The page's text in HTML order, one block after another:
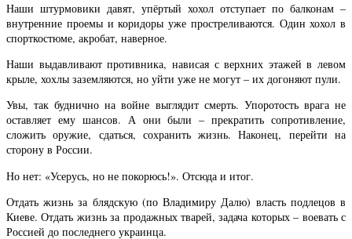
Наши штурмовики давят, упёртый хохол отступает по балконам –
внутренние проемы и коридоры уже простреливаются. Один хохол в
спорткостюме, акробат, наверное.
Наши выдавливают противника, нависая с верхних этажей в левом
крыле, хохлы заземляются, но уйти уже не могут – их догоняют пули.
Увы, так буднично на войне выглядит смерть. Упоротость врага не
оставляет ему шансов. А они были – прекратить сопротивление,
сложить оружие, сдаться, сохранить жизнь. Наконец, перейти на
сторону в России.
Но нет: «Усерусь, но не покорюсь!». Отсюда и итог.
Отдать жизнь за блядскую (по Владимиру Далю) власть подлецов в
Киеве. Отдать жизнь за продажных тварей, задача которых – воевать с
Россией до последнего украинца.